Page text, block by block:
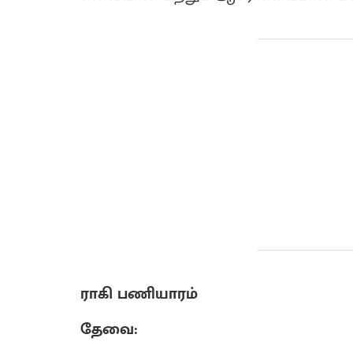
ராகி பணியாரம்
தேவை: